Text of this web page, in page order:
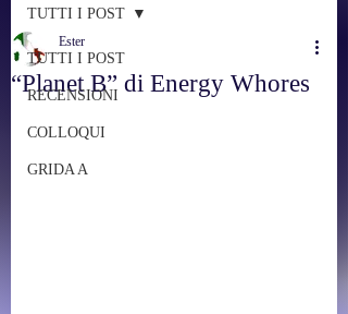
TUTTI I POST
RECENSIONI
COLLOQUI
GRIDA A
TUTTI I POST
“Planet B” di Energy Whores
Ester